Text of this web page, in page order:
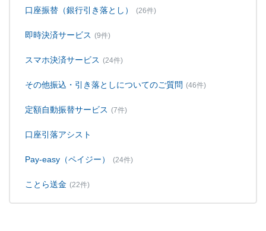
口座振替（銀行引き落とし） (26件)
即時決済サービス (9件)
スマホ決済サービス (24件)
その他振込・引き落としについてのご質問 (46件)
定額自動振替サービス (7件)
口座引落アシスト
Pay-easy（ペイジー） (24件)
ことら送金 (22件)